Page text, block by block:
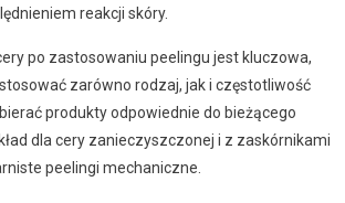
reakcji skóry.
po zastosowaniu peelingu jest kluczowa,
zarówno rodzaj, jak i częstotliwość
produkty odpowiednie do bieżącego
dla cery zanieczyszczonej i z zaskórnikami
peelingi mechaniczne.